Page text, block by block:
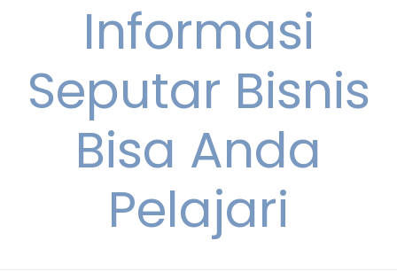
Informasi
Seputar Bisnis
Bisa Anda
Pelajari